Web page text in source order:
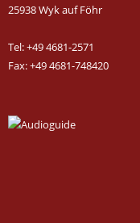
25938 Wyk auf Föhr
Tel: +49 4681-2571
Fax: +49 4681-748420